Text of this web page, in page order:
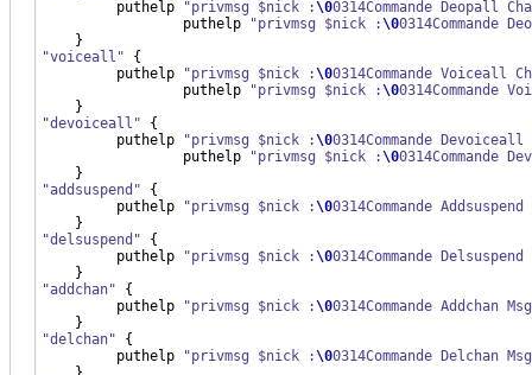
         puthelp
"privmsg $nick :\00314Commande Deopall
		 puthelp
"privmsg $nick :\00314Commande
}
"voiceall"
{
         puthelp
"privmsg $nick :\00314Commande Voiceall
		 puthelp
"privmsg $nick :\00314Commande
}
"devoiceall"
{
         puthelp
"privmsg $nick :\00314Commande
		 puthelp
"privmsg $nick :\00314Commande
}
"addsuspend"
{
         puthelp
"privmsg $nick :\00314Commande
}
"delsuspend"
{
         puthelp
"privmsg $nick :\00314Commande
}
"addchan"
{
         puthelp
"privmsg $nick :\00314Commande Addchan
}
"delchan"
{
         puthelp
"privmsg $nick :\00314Commande Delchan